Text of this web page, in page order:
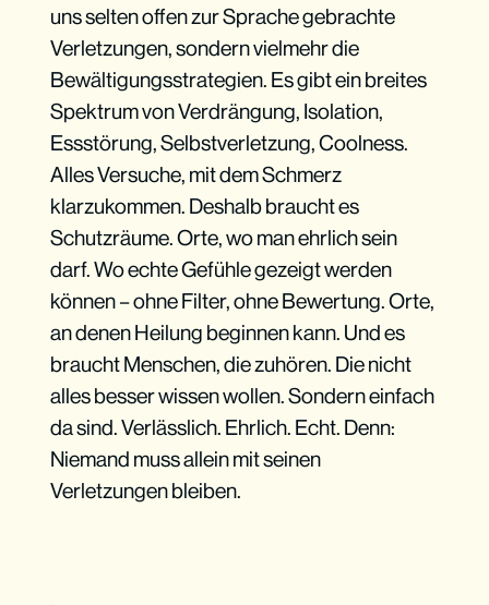
uns selten offen zur Sprache gebrachte
Verletzungen, sondern vielmehr die
Bewältigungsstrategien. Es gibt ein breites
Spektrum von Verdrängung, Isolation,
Essstörung, Selbstverletzung, Coolness.
Alles Versuche, mit dem Schmerz
klarzukommen. Deshalb braucht es
Schutzräume. Orte, wo man ehrlich sein
darf. Wo echte Gefühle gezeigt werden
können – ohne Filter, ohne Bewertung. Orte,
an denen Heilung beginnen kann. Und es
braucht Menschen, die zuhören. Die nicht
alles besser wissen wollen. Sondern einfach
da sind. Verlässlich. Ehrlich. Echt. Denn:
Niemand muss allein mit seinen
Verletzungen bleiben.